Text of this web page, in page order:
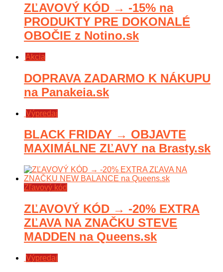
ZĽAVOVÝ KÓD → -15% na
PRODUKTY PRE DOKONALÉ
OBOČIE z Notino.sk
Akcia
DOPRAVA ZADARMO K NÁKUPU
na Panakeia.sk
Výpredaj
BLACK FRIDAY → OBJAVTE
MAXIMÁLNE ZĽAVY na Brasty.sk
Zľavový kód
ZĽAVOVÝ KÓD → -20% EXTRA
ZĽAVA NA ZNAČKU STEVE
MADDEN na Queens.sk
Výpredaj